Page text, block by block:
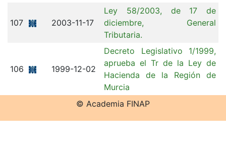
107 2003-11-17
Ley 58/2003, de 17 de
diciembre, General
Tributaria.
106 1999-12-02
Decreto Legislativo 1/1999,
aprueba el Tr de la Ley de
Hacienda de la Región de
Murcia
© Academia FINAP